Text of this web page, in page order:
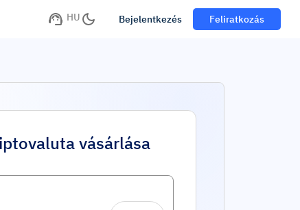
HU Bejelentkezés Feliratkozás
vásárlása